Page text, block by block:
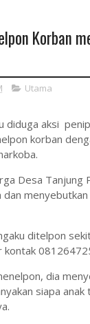
Korban
Utama
diduga aksi
korban
Desa
ditelpon
kontak
dia
siapa